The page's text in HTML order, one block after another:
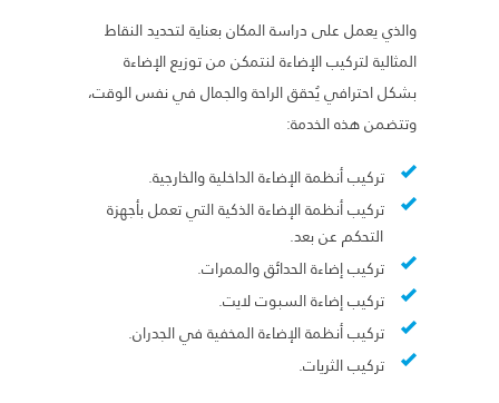
والذي يعمل على دراسة المكان بعناية لتحديد النقاط
المثالية لتركيب الإضاءة لنتمكن من توزيع الإضاءة
بشكل احترافي يُحقق الراحة والجمال في نفس الوقت،
وتتضمن هذه الخدمة:
تركيب أنظمة الإضاءة الداخلية والخارجية.
تركيب أنظمة الإضاءة الذكية التي تعمل بأجهزة
التحكم عن بعد.
تركيب إضاءة الحدائق والممرات.
تركيب إضاءة السبوت لايت.
تركيب أنظمة الإضاءة المخفية في الجدران.
تركيب الثريات.